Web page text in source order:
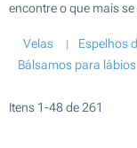
encontre o que mais
Velas Espelhos
Bálsamos para lábios
Itens 1-48de261